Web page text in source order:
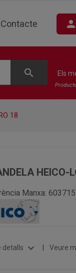
Contacte person
search Els
18
HEICO-
Manxa: 603715
detalls expand_more Veure